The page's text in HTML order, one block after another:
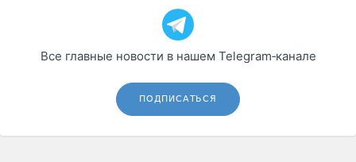
Все главные новости в нашем Telegram‑канале
ПОДПИСАТЬСЯ